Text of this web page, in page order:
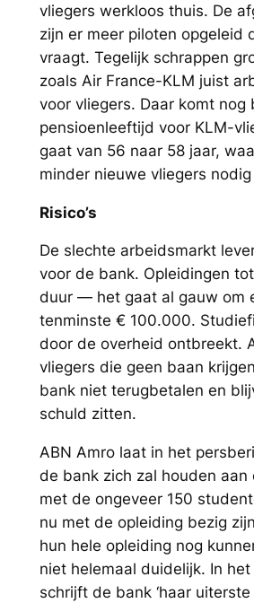
vliegers werkloos thuis. De
zijn er meer piloten opgeleid
vraagt. Tegelijk schrappen
zoals Air France-KLM juist
voor vliegers. Daar komt nog
pensioenleeftijd voor KLM-
gaat van 56 naar 58 jaar,
minder nieuwe vliegers nodig
Risico’s
De slechte arbeidsmarkt
voor de bank. Opleidingen
duur — het gaat al gauw om
tenminste € 100.000.
door de overheid ontbreekt.
vliegers die geen baan
bank niet terugbetalen en
schuld zitten.
ABN Amro laat in het
de bank zich zal houden aan
met de ongeveer 150
nu met de opleiding bezig
hun hele opleiding nog
niet helemaal duidelijk. In
schrijft de bank ‘haar